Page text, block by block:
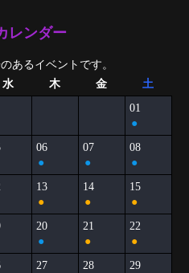
レンダー
あるイベントです。
水 木 金
土
01
●
06
●
07
●
08
●
13
●
14
●
15
●
20
●
21
●
22
●
27
28
29